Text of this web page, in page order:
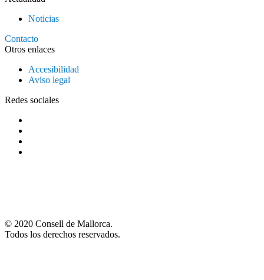
Noticias
Contacto
Otros enlaces
Accesibilidad
Aviso legal
Redes sociales
© 2020 Consell de Mallorca.
Todos los derechos reservados.